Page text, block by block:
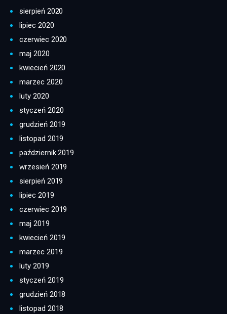
sierpień 2020
lipiec 2020
czerwiec 2020
maj 2020
kwiecień 2020
marzec 2020
luty 2020
styczeń 2020
grudzień 2019
listopad 2019
październik 2019
wrzesień 2019
sierpień 2019
lipiec 2019
czerwiec 2019
maj 2019
kwiecień 2019
marzec 2019
luty 2019
styczeń 2019
grudzień 2018
listopad 2018